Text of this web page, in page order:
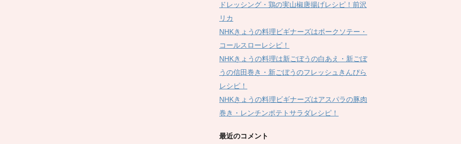
ドレッシング・鶏の実山椒唐揚げレシピ！前沢
リカ
NHKきょうの料理ビギナーズはポークソテー・
コールスローレシピ！
NHKきょうの料理は新ごぼうの白あえ・新ごぼ
うの信田巻き・新ごぼうのフレッシュきんぴら
レシピ！
NHKきょうの料理ビギナーズはアスパラの豚肉
巻き・レンチンポテトサラダレシピ！
最近のコメント